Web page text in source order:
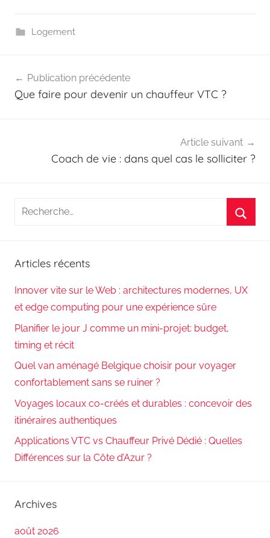
Logement
de
Publication précédente
Que faire pour devenir un chauffeur VTC ?
Article suivant
Coach de vie : dans quel cas le solliciter ?
Recherche
Articles récents
Innover vite sur le Web : architectures modernes, UX
et edge computing pour une expérience sûre
Planifier le jour J comme un mini-projet: budget,
timing et récit
Quel van aménagé Belgique choisir pour voyager
confortablement sans se ruiner ?
Voyages locaux co-créés et durables : concevoir des
itinéraires authentiques
Applications VTC vs Chauffeur Privé Dédié : Quelles
Différences sur la Côte d’Azur ?
Archives
août 2026